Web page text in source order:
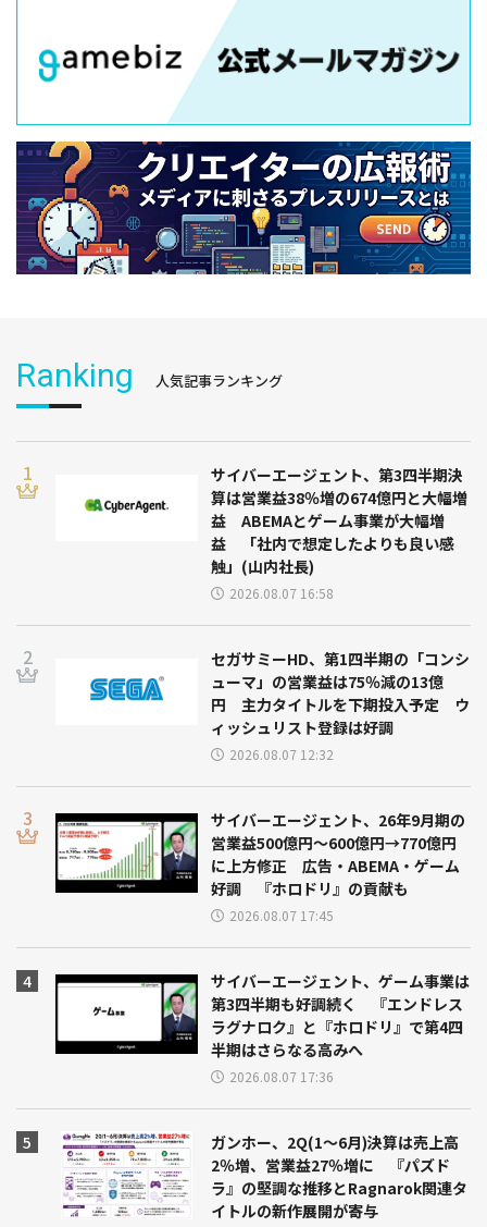
Ranking 人気記事ランキング
サイバーエージェント、第3四半期決
算は営業益38％増の674億円と大幅増
益 ABEMAとゲーム事業が大幅増
益 「社内で想定したよりも良い感
触」(山内社長)
2026.08.07 16:58
セガサミーHD、第1四半期の「コンシ
ューマ」の営業益は75％減の13億
円 主力タイトルを下期投入予定 ウ
ィッシュリスト登録は好調
2026.08.07 12:32
サイバーエージェント、26年9月期の
営業益500億円～600億円→770億円
に上方修正 広告・ABEMA・ゲーム
好調 『ホロドリ』の貢献も
2026.08.07 17:45
サイバーエージェント、ゲーム事業は
第3四半期も好調続く 『エンドレス
ラグナロク』と『ホロドリ』で第4四
半期はさらなる高みへ
2026.08.07 17:36
ガンホー、2Q(1～6月)決算は売上高
2％増、営業益27％増に 『パズド
ラ』の堅調な推移とRagnarok関連タ
イトルの新作展開が寄与